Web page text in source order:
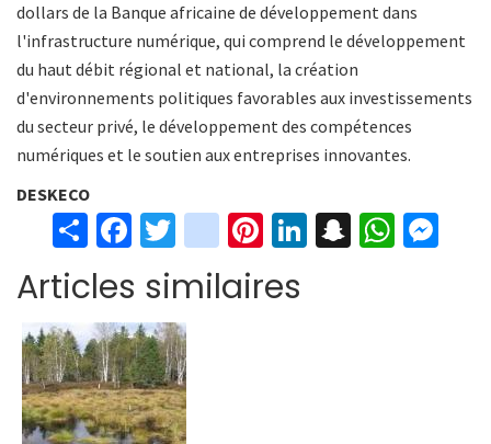
dollars de la Banque africaine de développement dans
l'infrastructure numérique, qui comprend le développement
du haut débit régional et national, la création
d'environnements politiques favorables aux investissements
du secteur privé, le développement des compétences
numériques et le soutien aux entreprises innovantes.
DESKECO
S
h
ar
e
Fa
ce
b
o
o
k
T
wi
tt
er
in
st
ag
Pi
er
Li S W
Articles similaires